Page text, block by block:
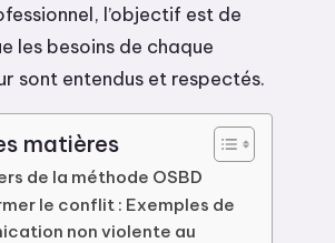
l’objectif est de
les besoins de chaque
sont entendus et respectés.
matières
de la méthode OSBD
le conflit : Exemples de
non violente au